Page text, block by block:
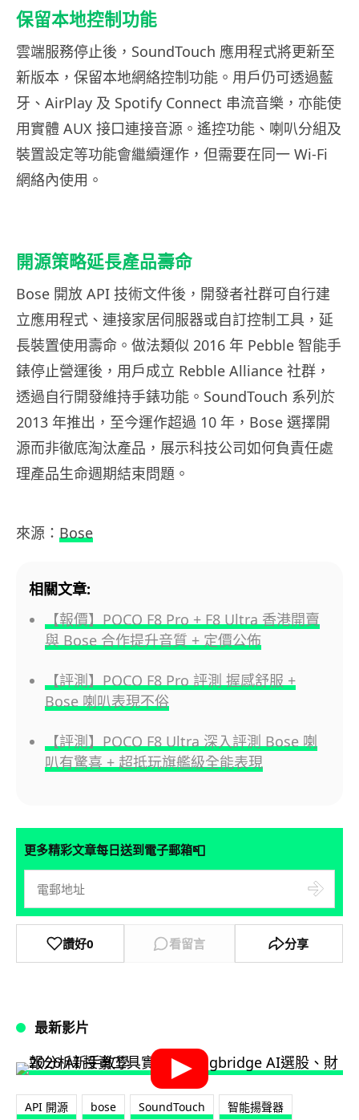
保留本地控制功能
雲端服務停止後，SoundTouch 應用程式將更新至
新版本，保留本地網絡控制功能。用戶仍可透過藍
牙、AirPlay 及 Spotify Connect 串流音樂，亦能使
用實體 AUX 接口連接音源。遙控功能、喇叭分組及
裝置設定等功能會繼續運作，但需要在同一 Wi-Fi
網絡內使用。
開源策略延長產品壽命
Bose 開放 API 技術文件後，開發者社群可自行建
立應用程式、連接家居伺服器或自訂控制工具，延
長裝置使用壽命。做法類似 2016 年 Pebble 智能手
錶停止營運後，用戶成立 Rebble Alliance 社群，
透過自行開發維持手錶功能。SoundTouch 系列於
2013 年推出，至今運作超過 10 年，Bose 選擇開
源而非徹底淘汰產品，展示科技公司如何負責任處
理產品生命週期結束問題。
來源： Bose
相關文章:
【報價】POCO F8 Pro + F8 Ultra 香港開賣
與 Bose 合作提升音質 + 定價公佈
【評測】POCO F8 Pro 評測 握感舒服 +
Bose 喇叭表現不俗
【評測】POCO F8 Ultra 深入評測 Bose 喇
叭有驚喜 + 超抵玩旗艦級全能表現
更多精彩文章每日送到電子郵箱📮
讚好0 看留言 分享
最新影片
API 開源 bose SoundTouch
智能揚聲器